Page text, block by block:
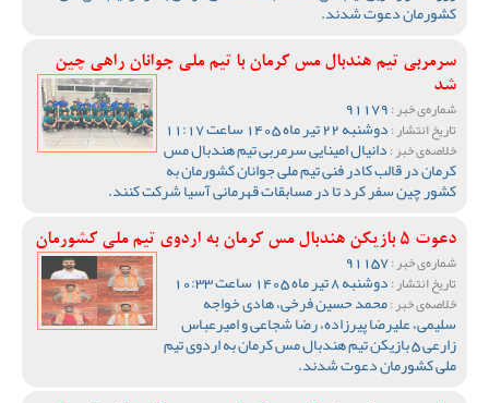
کشورمان دعوت شدند.
سرمربی تیم هندبال مس کرمان با تیم ملی جوانان راهی چین
شد
شماره‌ی خبر :
تاریخ انتشار :دوشنبه 22 تیر ماه 1405 ساعت 11:17
خلاصه‌ی خبر :دانیال امینایی سرمربی تیم هندبال مس
کرمان در قالب کادر فنی تیم ملی جوانان کشورمان به
کشور چین سفر کرد تا در مسابقات قهرمانی آسیا شرکت کنند.
دعوت 5 بازیکن هندبال مس کرمان به اردوی تیم ملی کشورمان
شماره‌ی خبر :
تاریخ انتشار :دوشنبه 8 تیر ماه 1405 ساعت 10:33
خلاصه‌ی خبر :محمد حسین فرخی، هادی خواجه
سلیمی، علیرضا پیرزاده، رضا شجاعی و امیرعباس
زارعی 5 بازیکن تیم هندبال مس کرمان به اردوی تیم
ملی کشورمان دعوت شدند.